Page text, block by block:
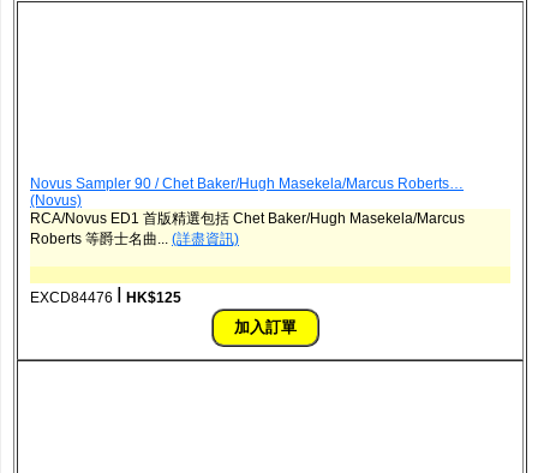
Novus Sampler 90 / Chet Baker/Hugh Masekela/Marcus Roberts…
(Novus)
RCA/Novus ED1 首版精選包括 Chet Baker/Hugh Masekela/Marcus
Roberts 等爵士名曲... (詳盡資訊)
EXCD84476 HK$125